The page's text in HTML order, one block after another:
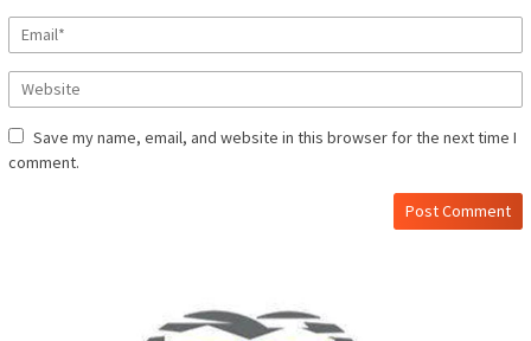
Save my name, email, and website in this browser for the next time I
comment.